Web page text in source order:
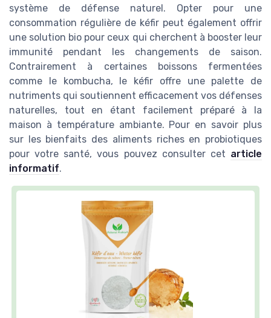
système de défense naturel. Opter pour une
consommation régulière de kéfir peut également offrir
une solution bio pour ceux qui cherchent à booster leur
immunité pendant les changements de saison.
Contrairement à certaines boissons fermentées
comme le kombucha, le kéfir offre une palette de
nutriments qui soutiennent efficacement vos défenses
naturelles, tout en étant facilement préparé à la
maison à température ambiante. Pour en savoir plus
sur les bienfaits des aliments riches en probiotiques
pour votre santé, vous pouvez consulter cet article
informatif.